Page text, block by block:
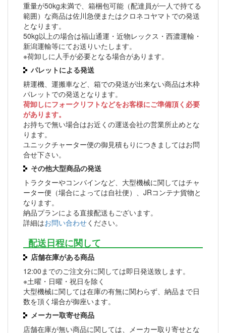
重量が50kg未満で、箱梱包可能（配達員が一人で持てる
範囲）な商品は佐川急便またはクロネコヤマトでの発送
となります。
50kg以上の場合は福山通運・近物レックス・西濃運輸・
新潟運輸等にてお送りいたします。
※荷卸しに人手が必要となる場合があります。
パレットによる発送
耕運機、運搬車など、箱での発送が出来ない商品は木枠
パレットでの発送となります。
荷卸しにフォークリフトなどをお客様にご準備頂く必要
があります。
お持ちで無い場合はお近くの運送会社の営業所止めとな
ります。
ユニックチャーター便の御見積もりにつきましてはお問
合せ下さい。
その他大型商品の発送
トラクターやコンバインなど、大型機械に関してはチャ
ーター便（場合によっては自社便）、JRコンテナ貨物と
なります。
納品プランによる直接配送もございます。
詳細はお問い合わせください。
配送日程に関して
店舗在庫がある商品
12:00までのご注文分に関しては即日発送致します。
※土曜・日曜・祝日を除く
大型機械に関しては在庫の有無に関わらず、納品まで日
数を頂く場合が御座います。
メーカー取寄せ商品
店舗在庫が無い商品に関しては、メーカー取り寄せとな